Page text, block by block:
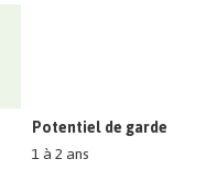
Potentiel de garde
1 à 2 ans